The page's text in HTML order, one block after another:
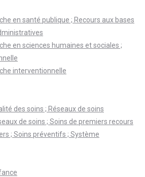
en santé publique ; Recours aux bases
en sciences humaines et sociales ;
interventionnelle
des soins ; Réseaux de soins
de soins ; Soins de premiers recours
; Soins préventifs ; Système